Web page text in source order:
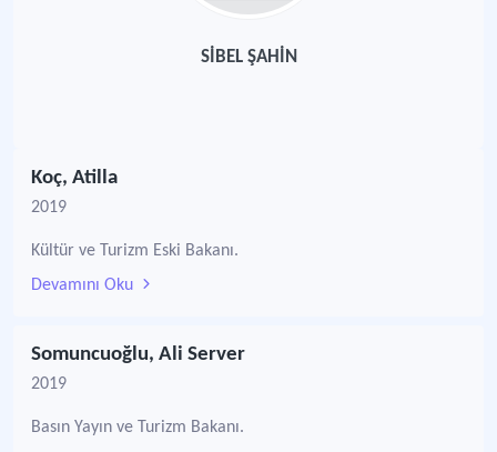
SİBEL ŞAHİN
Koç, Atilla
2019
Kültür ve Turizm Eski Bakanı.
Devamını Oku
Somuncuoğlu, Ali Server
2019
Basın Yayın ve Turizm Bakanı.